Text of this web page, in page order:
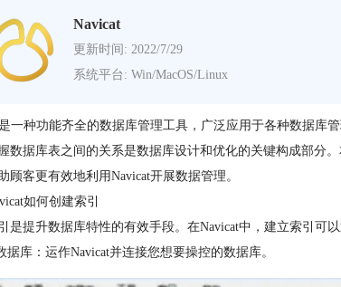
Navicat
更新时间: 2022/7/29
系统平台: Win/MacOS/Linux
一种功能齐全的数据库管理工具，广泛应用于各种数据库
数据库表之间的关系是数据库设计和优化的关键构成部分
顾客更有效地利用Navicat开展数据管理。
如何创建索引
是提升数据库特性的有效手段。在Navicat中，建立索引可
据库：运作Navicat并连接您想要操控的数据库。